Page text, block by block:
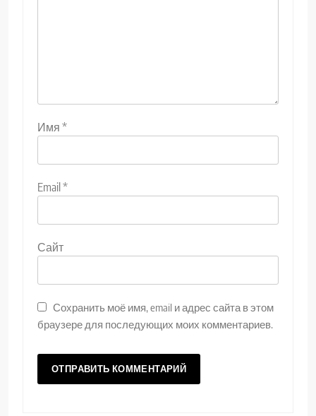
Имя *
Email *
Сайт
Сохранить моё имя, email и адрес сайта в этом
браузере для последующих моих комментариев.